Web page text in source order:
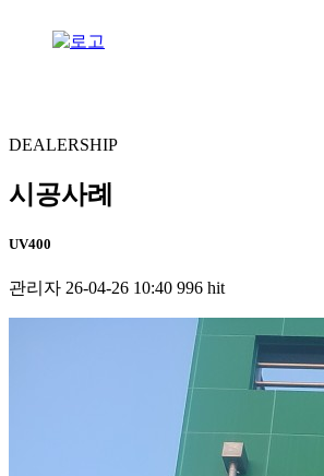
DEALERSHIP
시공사례
UV400
관리자 26-04-26 10:40 996 hit